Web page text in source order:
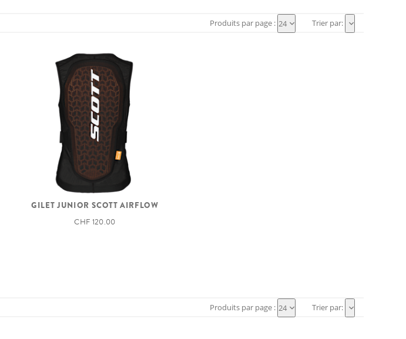
Produits par page : 24 Trier par:
GILET JUNIOR SCOTT AIRFLOW
CHF 120.00
Produits par page : 24 Trier par: